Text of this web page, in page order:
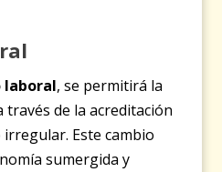
laboral, se permitirá la
de la acreditación
Este cambio
sumergida y